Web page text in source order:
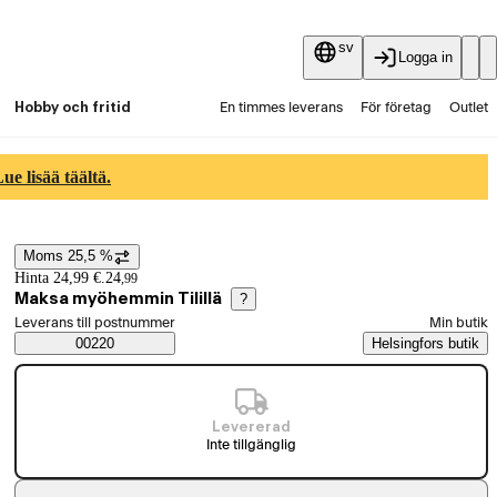
sv
Logga in
Hobby och fritid En timmes leverans För företag Outlet
lisää täältä.
Prisinformation
Moms 25,5 %
Hinta 24,99 €. 24,99
Maksa myöhemmin Tilillä ?
Saatavuustiedot
Välj beställningssätt
Leverans till postnummer
00220
Min butik
Helsingfors butik
Levererad
Inte tillgänglig